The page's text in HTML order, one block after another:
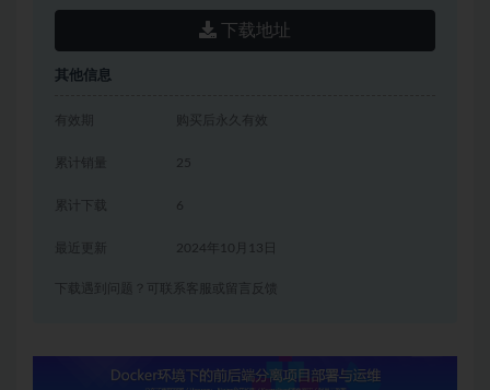
下载地址
其他信息
有效期 购买后永久有效
累计销量 25
累计下载 6
2024年10月13日
下载遇到问题？可联系客服或留言反馈